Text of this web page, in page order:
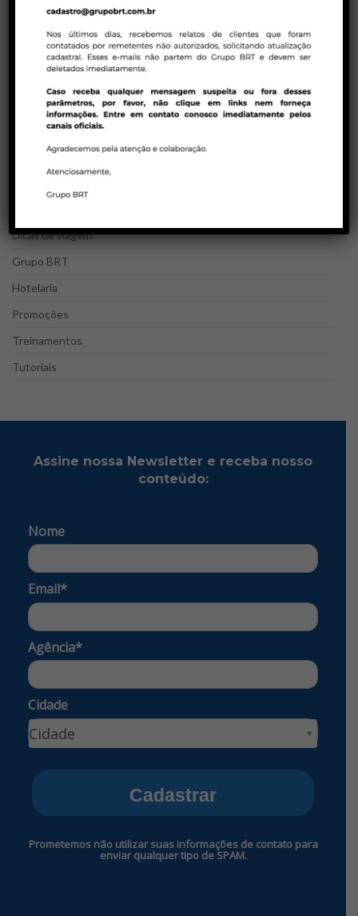
Agentes de viagens
Bloqueios Egito
BRT Consolidadora
BRT Operadora
Campanhas de vendas
Dicas de viagem
Grupo BRT
Hotelaria
Promoções
Treinamentos
Tutoriais
Assine nossa Newsletter e receba nosso
conteúdo:
Nome
Email*
Agência*
Cidade
Cidade
Cidade
Cadastrar
Prometemos não utilizar suas informações de contato para
enviar qualquer tipo de SPAM.